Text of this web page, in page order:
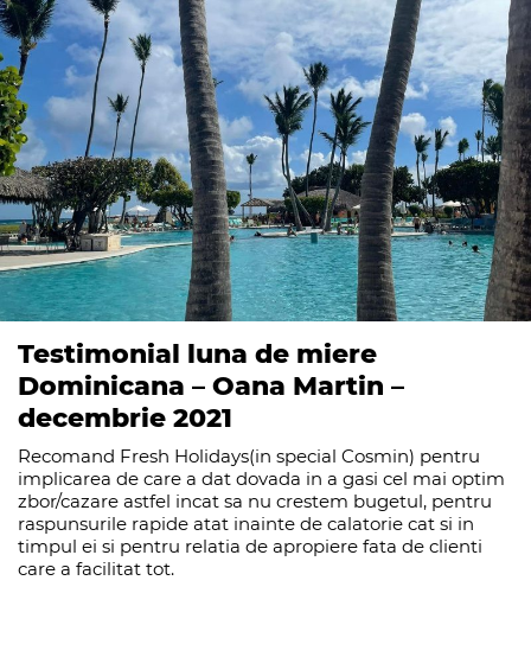
Testimonial luna de miere
Dominicana – Oana Martin –
decembrie 2021
Recomand Fresh Holidays(in special Cosmin) pentru
implicarea de care a dat dovada in a gasi cel mai optim
zbor/cazare astfel incat sa nu crestem bugetul, pentru
raspunsurile rapide atat inainte de calatorie cat si in
timpul ei si pentru relatia de apropiere fata de clienti
care a facilitat tot.